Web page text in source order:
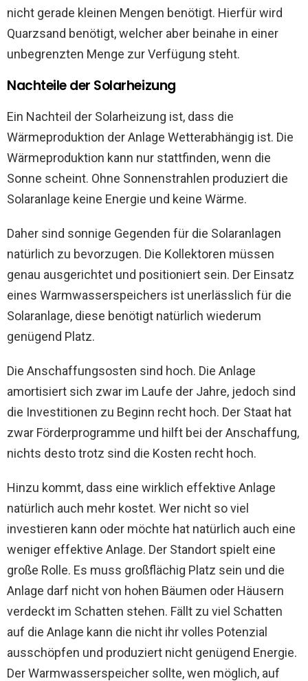
nicht gerade kleinen Mengen benötigt. Hierfür wird
Quarzsand benötigt, welcher aber beinahe in einer
unbegrenzten Menge zur Verfügung steht.
Nachteile der Solarheizung
Ein Nachteil der Solarheizung ist, dass die
Wärmeproduktion der Anlage Wetterabhängig ist. Die
Wärmeproduktion kann nur stattfinden, wenn die
Sonne scheint. Ohne Sonnenstrahlen produziert die
Solaranlage keine Energie und keine Wärme.
Daher sind sonnige Gegenden für die Solaranlagen
natürlich zu bevorzugen. Die Kollektoren müssen
genau ausgerichtet und positioniert sein. Der Einsatz
eines Warmwasserspeichers ist unerlässlich für die
Solaranlage, diese benötigt natürlich wiederum
genügend Platz.
Die Anschaffungsosten sind hoch. Die Anlage
amortisiert sich zwar im Laufe der Jahre, jedoch sind
die Investitionen zu Beginn recht hoch. Der Staat hat
zwar Förderprogramme und hilft bei der Anschaffung,
nichts desto trotz sind die Kosten recht hoch.
Hinzu kommt, dass eine wirklich effektive Anlage
natürlich auch mehr kostet. Wer nicht so viel
investieren kann oder möchte hat natürlich auch eine
weniger effektive Anlage. Der Standort spielt eine
große Rolle. Es muss großflächig Platz sein und die
Anlage darf nicht von hohen Bäumen oder Häusern
verdeckt im Schatten stehen. Fällt zu viel Schatten
auf die Anlage kann die nicht ihr volles Potenzial
ausschöpfen und produziert nicht genügend Energie.
Der Warmwasserspeicher sollte, wen möglich, auf